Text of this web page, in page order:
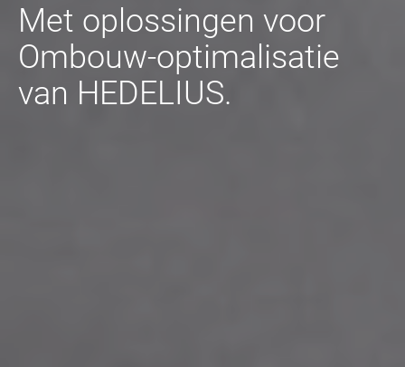
Met oplossingen voor
Ombouw-optimalisatie
van HEDELIUS.